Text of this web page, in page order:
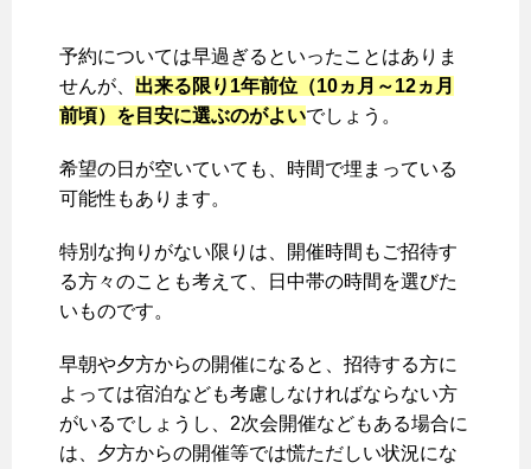
予約については早過ぎるといったことはありま
せんが、 出来る限り1年前位（10ヵ月～12ヵ月
前頃）を目安に選ぶのがよいでしょう。
希望の日が空いていても、時間で埋まっている
可能性もあります。
特別な拘りがない限りは、開催時間もご招待す
る方々のことも考えて、日中帯の時間を選びた
いものです。
早朝や夕方からの開催になると、招待する方に
よっては宿泊なども考慮しなければならない方
がいるでしょうし、2次会開催などもある場合に
は、夕方からの開催等では慌ただしい状況にな